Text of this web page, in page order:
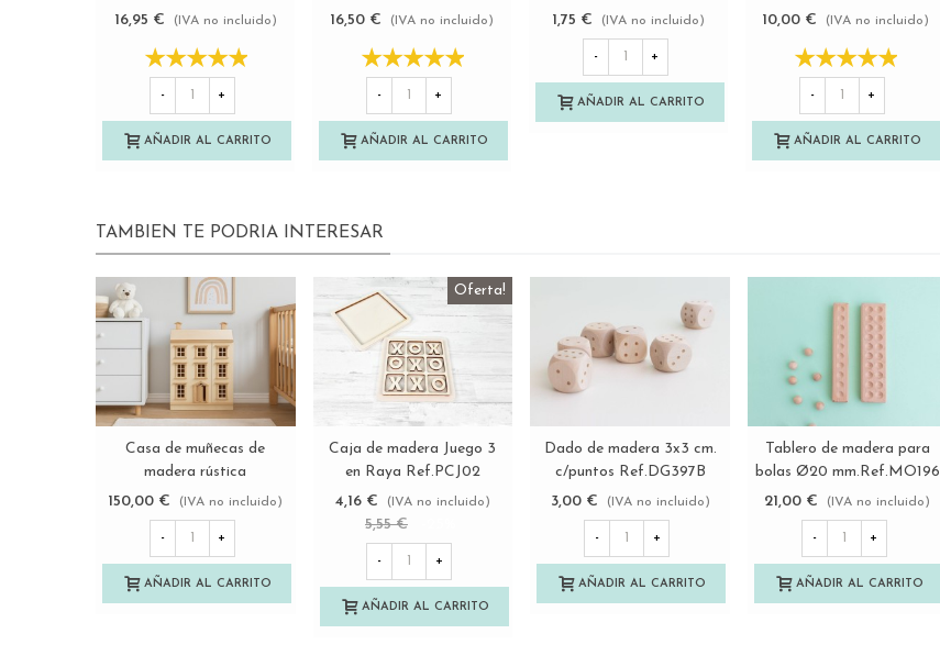
16,95 €
(IVA no incluido)
- +
AÑADIR AL CARRITO
broche Ref.PC6PF1
16,50 € (IVA no incluido)
- +
AÑADIR AL CARRITO
1,75 €
(IVA no incluido)
- +
AÑADIR AL CARRITO
tapa Ref.AR7235
10,00 € (IVA no incluido)
- +
AÑADIR AL CARRITO
TAMBIEN TE PODRIA INTERESAR
Ver más
Casa de muñecas de
madera rústica
Ref.AR12431
150,00 € (IVA no incluido)
- +
AÑADIR AL CARRITO
Oferta!
Ver más
Caja de madera Juego 3
en Raya Ref.PCJ02
4,16 €
(IVA no incluido)
5,55 €
- +
AÑADIR AL CARRITO
Ver más
Dado de madera 3x3 cm.
c/puntos Ref.DG397B
3,00 €
(IVA no incluido)
- +
AÑADIR AL CARRITO
Ver más
Tablero de madera para
bolas Ø20 mm.Ref.MO196
21,00 €
(IVA no incluido)
- +
AÑADIR AL CARRITO